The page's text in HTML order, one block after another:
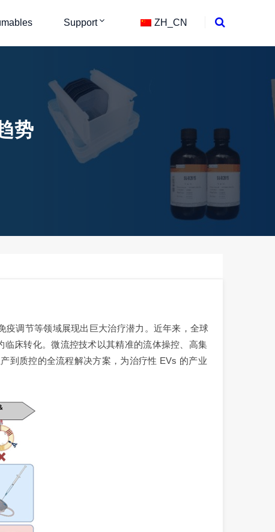
Support ZH_CN
势
调节等领域展现出巨大治疗潜力。近年来，全球
床转化。微流控技术以其精准的流体操控、高集
到质控的全流程解决方案，为治疗性 EVs 的产业